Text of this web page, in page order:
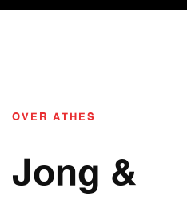
OVER ATHES
Jong &